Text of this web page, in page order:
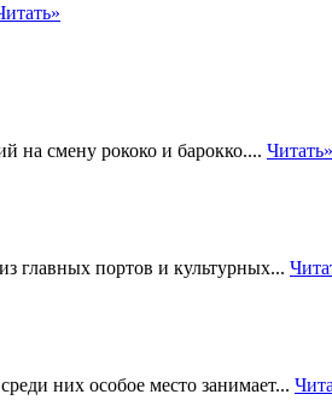
на смену рококо и барокко.... Читать»
главных портов и культурных...
них особое место занимает...